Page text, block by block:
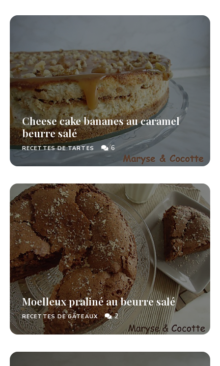
Cheese cake bananes au caramel
beurre salé
RECETTES DE TARTES 6
Moelleux praliné au beurre salé
RECETTES DE GÂTEAUX 2